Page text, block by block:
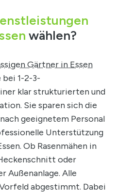
wählen?
Gärtner in Essen
1-2-3-
klar strukturierten und
Sie sparen sich die
geeignetem Personal
Unterstützung
Ob Rasenmähen in
oder
Außenanlage. Alle
abgestimmt. Dabei